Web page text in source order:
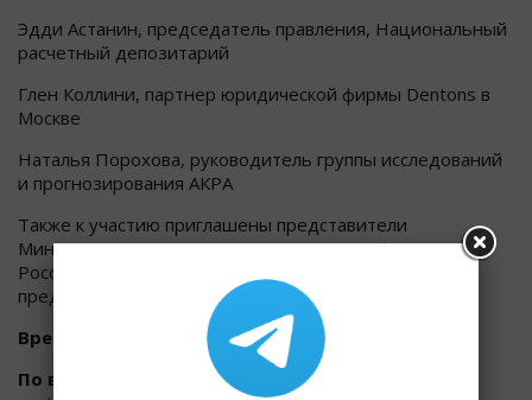
Эдди Астанин, председатель правления, Национальный
расчетный депозитарий
Глен Коллини, партнер юридической фирмы Dentons в
Москве
Наталья Порохова, руководитель группы исследований
и прогнозирования АКРА
Также к участию приглашены представители
Минэкономразвития, Минпромторга, Минфина,
Российского союза промышленников и
предпринимателей, представители бизнеса.
Время проведения бизнес-бранча
По вопросам регистрации:
Евгения Сауткина